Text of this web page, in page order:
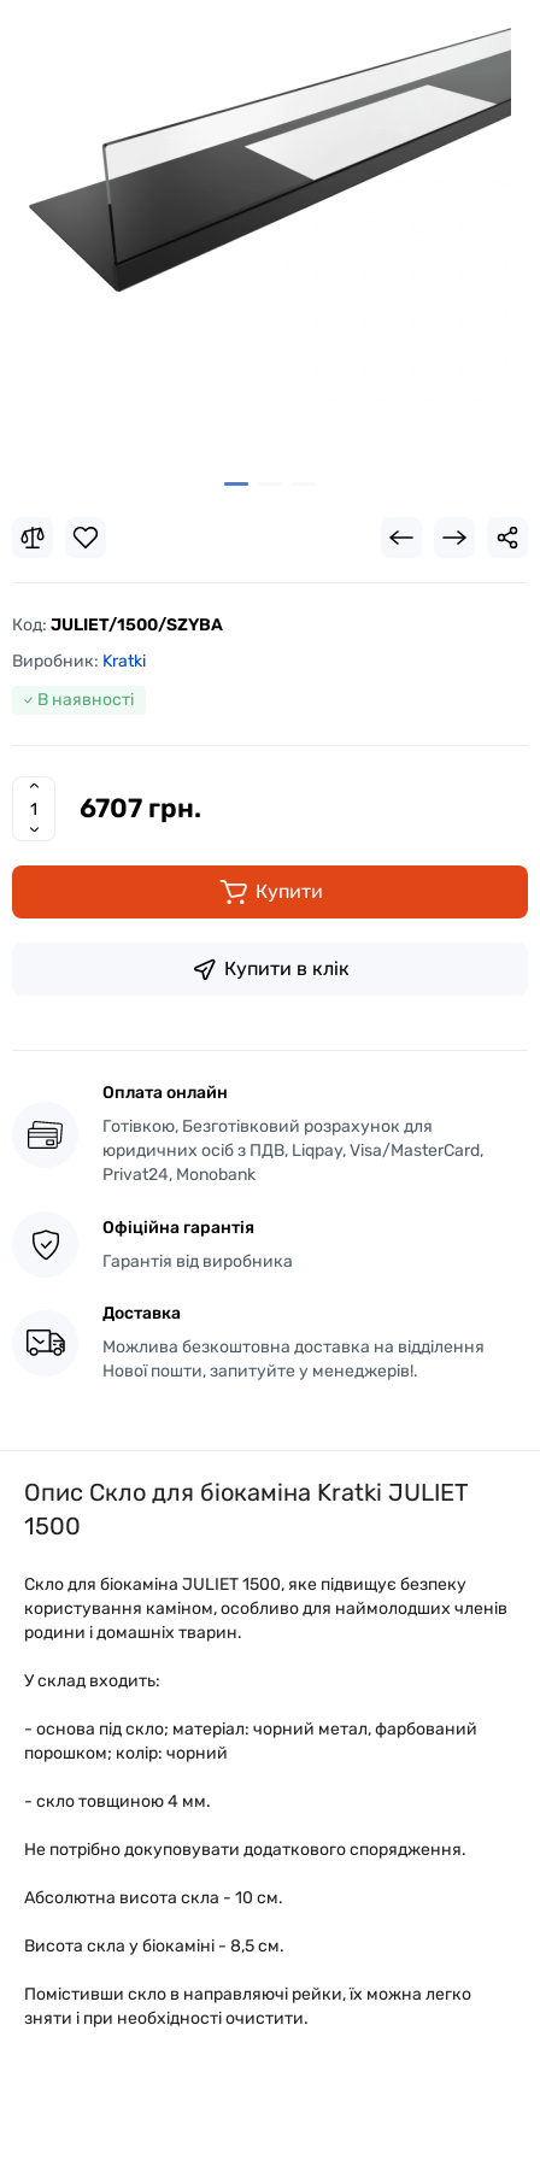
Код: JULIET/1500/SZYBA
Виробник: Kratki
В наявності
6707 грн.
Купити
Купити в клік
Оплата онлайн
Готівкою, Безготівковий розрахунок для
юридичних осіб з ПДВ, Liqpay, Visa/MasterCard,
Privat24, Monobank
Офіційна гарантія
Гарантія від виробника
Доставка
Можлива безкоштовна доставка на відділення
Нової пошти, запитуйте у менеджерів!.
Опис Скло для біокаміна Kratki JULIET
1500
Скло для біокаміна JULIET 1500, яке підвищує безпеку
користування каміном, особливо для наймолодших членів
родини і домашніх тварин.
У склад входить:
- основа під скло; матеріал: чорний метал, фарбований
порошком; колір: чорний
- скло товщиною 4 мм.
Не потрібно докуповувати додаткового спорядження.
Абсолютна висота скла - 10 см.
Висота скла у біокаміні - 8,5 см.
Помістивши скло в направляючі рейки, їх можна легко
зняти і при необхідності очистити.